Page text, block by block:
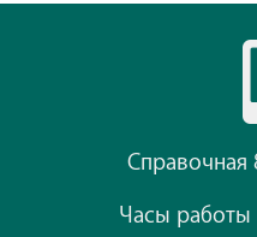
Справочная
Часы работы